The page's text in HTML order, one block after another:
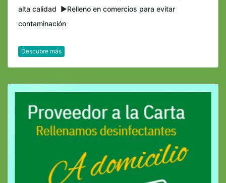
alta calidad ►Relleno en comercios para evitar
contaminación
Descubre más